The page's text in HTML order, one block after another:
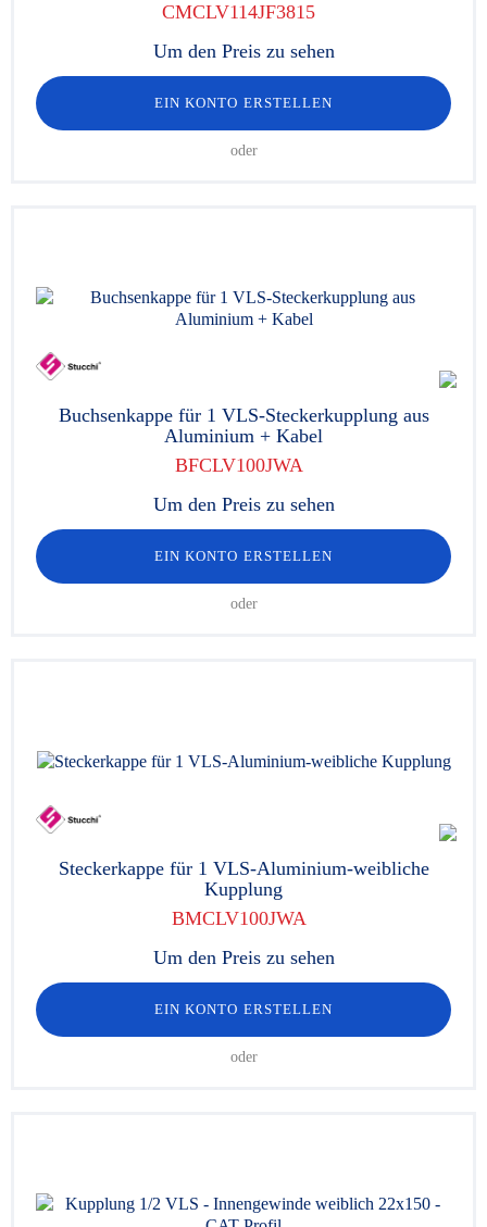
CMCLV114JF3815
Um den Preis zu sehen
EIN KONTO ERSTELLEN
oder
Buchsenkappe für 1 VLS-Steckerkupplung aus
Aluminium + Kabel
BFCLV100JWA
Um den Preis zu sehen
EIN KONTO ERSTELLEN
oder
Steckerkappe für 1 VLS-Aluminium-weibliche
Kupplung
BMCLV100JWA
Um den Preis zu sehen
EIN KONTO ERSTELLEN
oder